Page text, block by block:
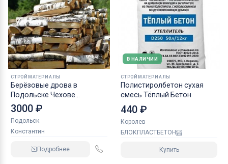
СТРОЙМАТЕРИАЛЫ
Берёзовые дрова в
Подольске Чехове
Климовске
3000 ₽
Подольск
Константин
Подробнее
В НАЛИЧИИ
СТРОЙМАТЕРИАЛЫ
Полистиролбетон сухая
смесь Тёплый Бетон
440 ₽
Королев
БЛОКПЛАСТБЕТОН
Купить